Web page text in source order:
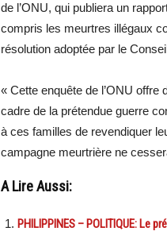
de l’ONU, qui publiera un
compris les meurtres illégaux
résolution adoptée par le
« Cette enquête de l’ONU
cadre de la prétendue guerre
à ces familles de revendiquer
campagne meurtrière ne
A Lire Aussi:
PHILIPPINES – POLITIQUE: Le